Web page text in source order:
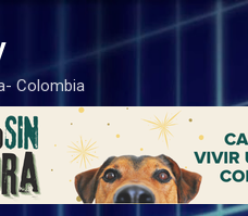
Ir al contenido principal
Colombia